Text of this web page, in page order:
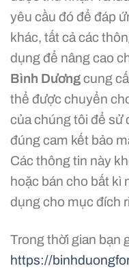
yêu cầu đó để đáp
khác, tất cả các
dụng để nâng cao
Bình Dươngcung
thể được chuyển
của chúng tôi để sử
đúng cam kết bảo
Các thông tin này
hoặc bán cho bất kì
dụng cho mục đích
Trong thời gian bạn
https://